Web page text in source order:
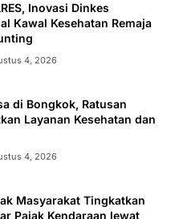
Inovasi Dinkes
Kawal Kesehatan Remaja
4, 2026
di Bongkok, Ratusan
Layanan Kesehatan dan
4, 2026
Masyarakat Tingkatkan
Pajak Kendaraan lewat